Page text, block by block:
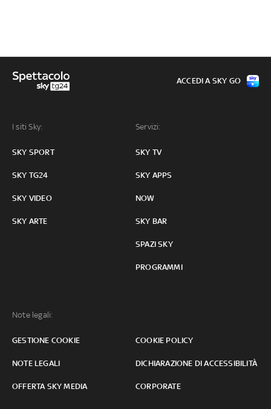
I siti Sky:
SKY SPORT
SKY TG24
SKY VIDEO
SKY ARTE
Servizi:
SKY TV
SKY APPS
NOW
SKY BAR
SPAZI SKY
PROGRAMMI
Note legali:
GESTIONE COOKIE COOKIE POLICY
NOTE LEGALI DICHIARAZIONE DI ACCESSIBILITÀ
OFFERTA SKY MEDIA CORPORATE
ACCEDI A SKY GO